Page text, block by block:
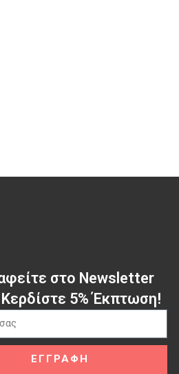
στο Newsletter
5% Έκπτωση!
ΕΓΓΡΑΦΗ